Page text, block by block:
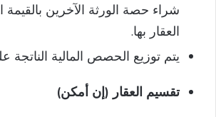
شراء حصة الورثة الآخرين بالقيمة
العقار بها.
يتم توزيع الحصص المالية الناتجة
تقسيم العقار (إن أمكن)